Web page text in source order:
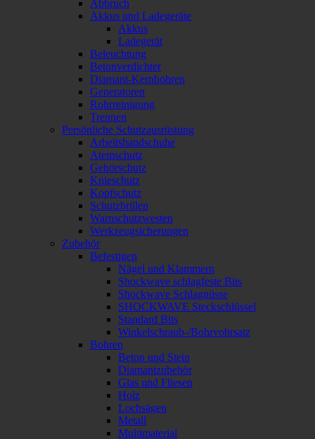
Abbruch
Akkus und Ladegeräte
Akkus
Ladegerät
Beleuchtung
Betonverdichter
Diamant-Kernbohren
Generatoren
Rohrreinigung
Trennen
Persönliche Schutzausrüstung
Arbeitshandschuhe
Atemschutz
Gehörschutz
Knieschutz
Kopfschutz
Schutzbrillen
Warnschutzwesten
Werkzeugsicherungen
Zubehör
Befestigen
Nägel und Klammern
Shockwave schlagfeste Bits
Shockwave Schlagnüsse
SHOCKWAVE Steckschlüssel
Standard Bits
Winkelschraub-/Bohrvohrsatz
Bohren
Beton und Stein
Diamantzubehör
Glas und Fliesen
Holz
Lochsägen
Metall
Multimaterial